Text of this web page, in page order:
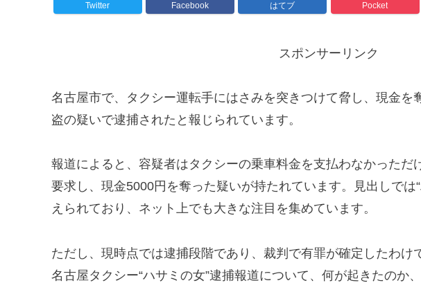
Twitter Facebook はてブ Pocket
スポンサーリンク
名古屋市で、タクシー運転手にはさみを突きつけて脅し、現金を
盗の疑いで逮捕されたと報じられています。
報道によると、容疑者はタクシーの乗車料金を支払わなかっただ
要求し、現金5000円を奪った疑いが持たれています。見出しでは
えられており、ネット上でも大きな注目を集めています。
ただし、現時点では逮捕段階であり、裁判で有罪が確定したわけ
名古屋タクシー“ハサミの女”逮捕報道について、何が起きたのか